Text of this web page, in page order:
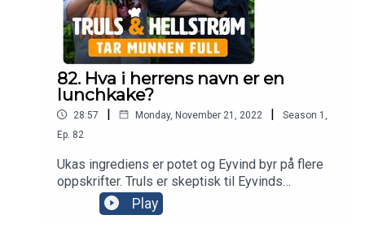
82. Hva i herrens navn er en
lunchkake?
28:57 | Monday, November 21, 2022 | Season 1
Ep. 82
Ukas ingrediens er potet og Eyvind byr på flere
oppskrifter. Truls er skeptisk til Eyvinds
pedagogiske evner, mens Eyvind på sin side er
generelt skeptisk til lunchkake.
Play